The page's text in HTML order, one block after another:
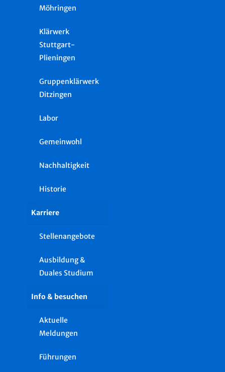
Möhringen
Klärwerk
Stuttgart-
Plieningen
Gruppenklärwerk
Ditzingen
Labor
Gemeinwohl
Nachhaltigkeit
Historie
Karriere
Stellenangebote
Ausbildung &
Duales Studium
Info & besuchen
Aktuelle
Meldungen
Führungen